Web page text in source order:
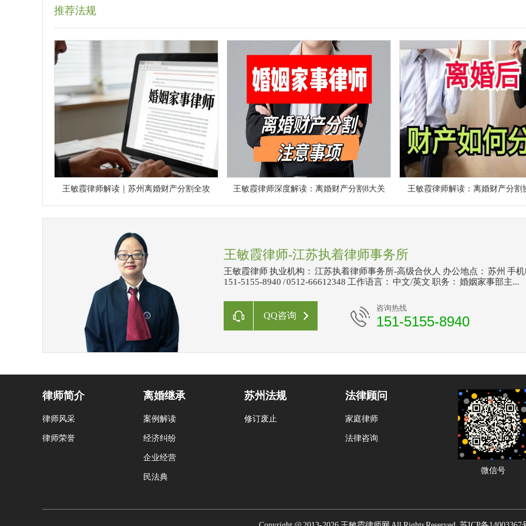
推荐法规
王敏霞律师解读｜苏州离婚财产分割全攻 王敏霞律师深度解读：离婚财产分割8大关 王敏霞律师解读：离婚财产分割
王敏霞律师-江苏执着律师事务所
王敏霞律师 执业机构： 江苏执着律师事务所-高级合伙人 办公地点： 苏州 手
151-5155-8940 / 0512-66612348 工作语言： 中文/英文 职务： 婚姻家事部主...
QQ咨询
咨询热线
151-5155-8940
律师简介
律师风采
律师荣誉
离婚继承
案例解读
经济纠纷
企业经营
民法典
苏州法规
修订废止
法律顾问
家庭律师
法律咨询
微信号